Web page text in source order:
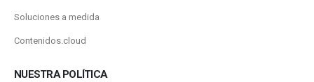
Soluciones a medida
Contenidos.cloud
NUESTRA POLÍTICA